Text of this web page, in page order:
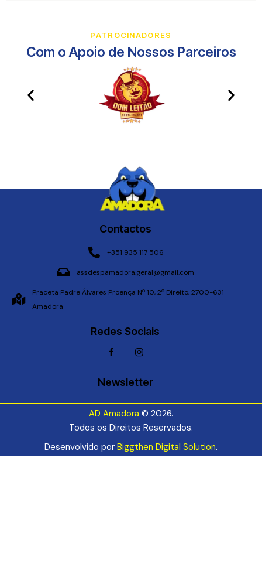
PATROCINADORES
Com o Apoio de Nossos Parceiros​
Contactos
+351 935 117 506
assdespamadora.geral@gmail.com
Praceta Padre Álvares Proença Nº 10, 2º Direito, 2700-631
Amadora
Redes Sociais
Newsletter
AD Amadora © 2026.
Todos os Direitos Reservados.
Desenvolvido por Biggthen Digital Solution.